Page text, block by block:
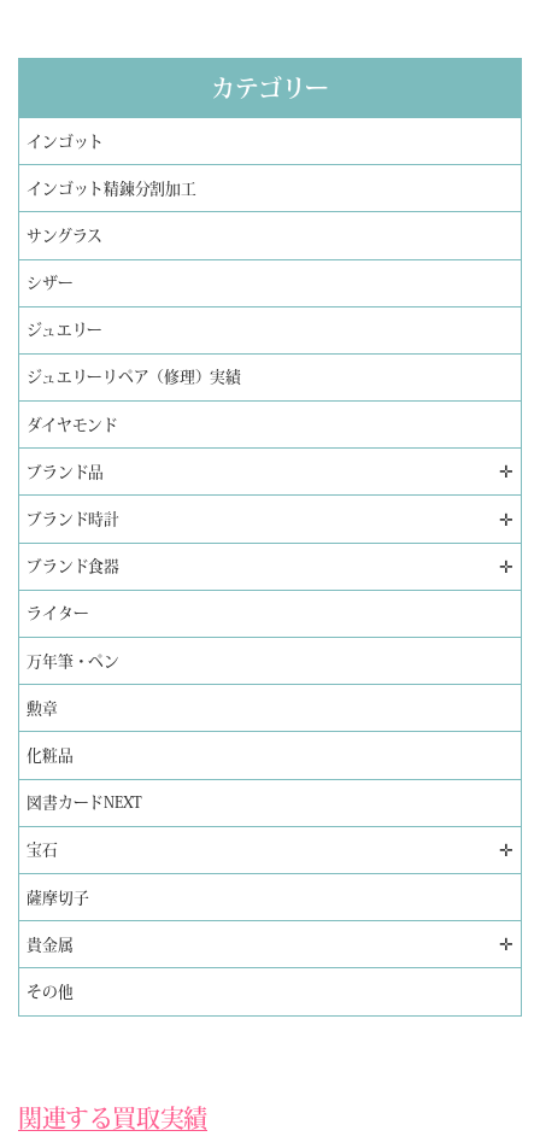
カテゴリー
インゴット
インゴット精錬分割加工
サングラス
シザー
ジュエリー
ジュエリーリペア（修理）実績
ダイヤモンド
ブランド品 ✛
ブランド時計 ✛
ブランド食器 ✛
ライター
万年筆・ペン
勲章
化粧品
図書カードNEXT
宝石 ✛
薩摩切子
貴金属 ✛
その他
関連する買取実績